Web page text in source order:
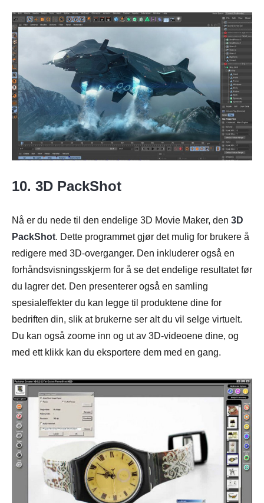
10. 3D PackShot
Nå er du nede til den endelige 3D Movie Maker, den 3D
PackShot. Dette programmet gjør det mulig for brukere å
redigere med 3D-overganger. Den inkluderer også en
forhåndsvisningsskjerm for å se det endelige resultatet før
du lagrer det. Den presenterer også en samling
spesialeffekter du kan legge til produktene dine for
bedriften din, slik at brukerne ser alt du vil selge virtuelt.
Du kan også zoome inn og ut av 3D-videoene dine, og
med ett klikk kan du eksportere dem med en gang.